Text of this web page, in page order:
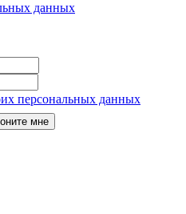
данных
персональных данных
мне